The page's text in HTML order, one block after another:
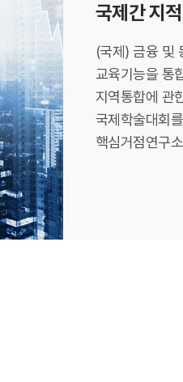
국제간 지
(국제) 금융 및
교육기능을 통
지역통합에 관
국제학술대회
핵심거점연구